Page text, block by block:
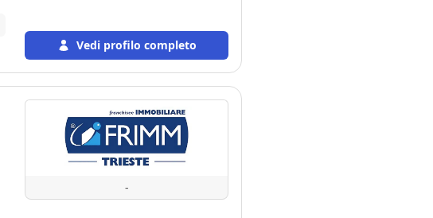
Vedi profilo completo
-